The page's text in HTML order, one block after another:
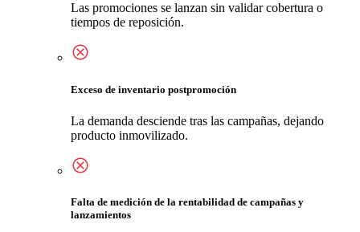
Las promociones se lanzan sin validar cobertura o
tiempos de reposición.
Exceso de inventario postpromoción
La demanda desciende tras las campañas, dejando
producto inmovilizado.
Falta de medición de la rentabilidad de campañas y
lanzamientos